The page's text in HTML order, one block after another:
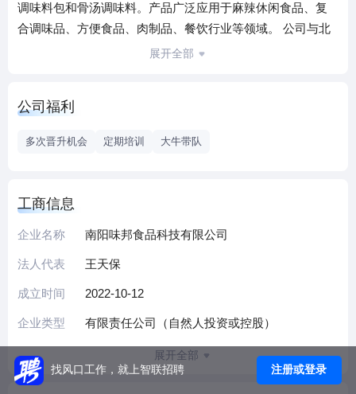
调味料包和骨汤调味料。产品广泛应用于麻辣休闲食品、复
合调味品、方便食品、肉制品、餐饮行业等领域。 公司与北
京、上海、郑州等多所科研机构和院校建立长期稳定的产学
ISO9001质量管理体系、ISO22000食品安全管理体系和
富，助员工实现梦想，向社会奉献价值为目标，以匠人匠心
精神打造高品质产品，做行业的引领者。
展开全部
公司福利
多次晋升机会 定期培训 大牛带队
工商信息
企业名称 南阳味邦食品科技有限公司
法人代表 王天保
成立时间 2022-10-12
企业类型 有限责任公司（自然人投资或控股）
展开全部
找风口工作，就上智联招聘
注册或登录